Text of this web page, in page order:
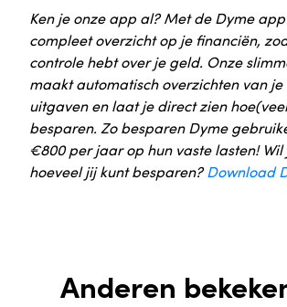
Ken je onze app al? Met de Dyme
compleet overzicht op je financiën,
controle hebt over je geld. Onze
maakt automatisch overzichten van je
uitgaven en laat je direct zien
besparen. Zo besparen Dyme
€800 per jaar op hun vaste lasten! Wil
hoeveel jij kunt besparen?Download
Anderen